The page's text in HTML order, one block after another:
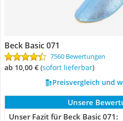
Beck Basic 071
7560 Bewertungen
ab 10,00 € ( Sofort lieferbar)
Preisvergleich und
Unsere
Unser Fazit für Beck Basic 071: